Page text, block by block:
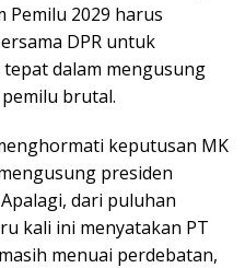
Pemilu 2029 harus
DPR untuk
dalam mengusung
brutal.
keputusan MK
presiden
dari puluhan
kali ini menyatakan PT
menuai perdebatan,